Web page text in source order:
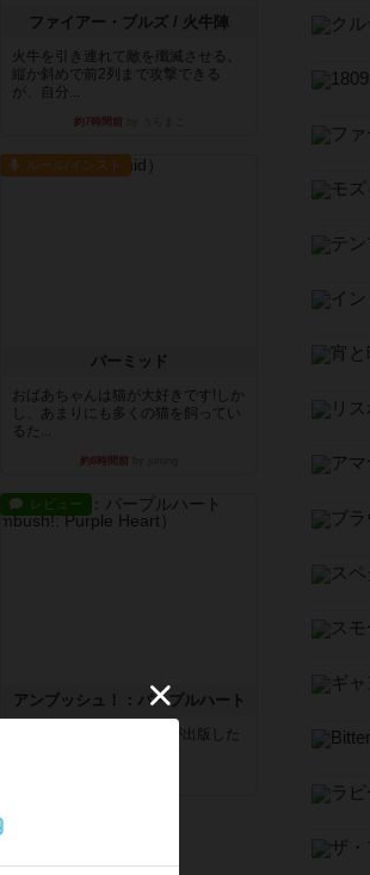
ファイアー・ブルズ / 火牛陣
火牛を引き連れて敵を殲滅させる。
縦か斜めで前2列まで攻撃できる
が、自分...
約7時間前
ルール/インスト
パーミッド
おばあちゃんは猫が大好きです!しか
し、あまりにも多くの猫を飼ってい
るた...
約8時間前
レビュー
アンブッシュ！：パープルハート
1985年にVictory Gamesが出版した